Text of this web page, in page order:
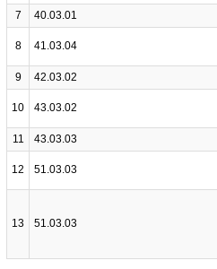
7 40.03.01
8 41.03.04
9 42.03.02
10 43.03.02
11 43.03.03
12 51.03.03
13 51.03.03